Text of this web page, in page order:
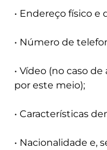
• Endereço físico e
• Número de
• Vídeo (no caso
por este meio);
• Características
• Nacionalidade e,